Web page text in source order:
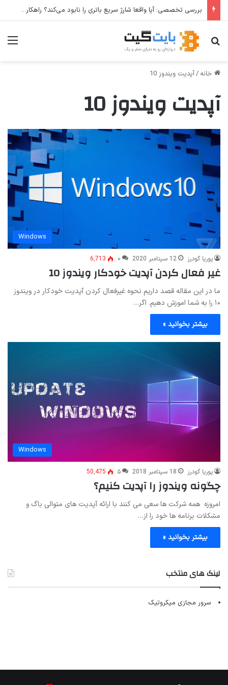
بررسی تخصصی: آیا واقعا شارژ سریع باتری را نابود می‌کند؟ راهکارهای عملی برای افزایش طول عمر باتری
جستجو برای
خانه /آپدیت ویندوز 10
آپدیت ویندوز 10
Windows
پوریا گودرز 12 سپتامبر 2020 ۰ 6,713
غیر فعال کردن آپدیت خودکار ویندوز 10
ما در این مقاله قصد داریم نحوه غیرفعال کردن آپدیت خودکار در ویندوز
۱۰ را به شما اموزش دهیم. اگر…
بیشتر بخوانید »
Windows
پوریا گودرز 18 سپتامبر 2018 ۵ 50,475
چگونه ویندوز را آپدیت کنیم؟
امروزه همه شرکت ها سعی می کنند با ارائه آپدیت های متوالی باگ و
مشکلات برنامه ها خود را از…
بیشتر بخوانید »
لینک های منتخب
سرور مجازی میکروتیک